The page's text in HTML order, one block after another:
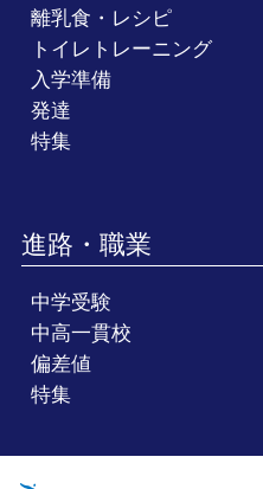
離乳食・レシピ
トイレトレーニング
入学準備
発達
特集
進路・職業
中学受験
中高一貫校
偏差値
特集